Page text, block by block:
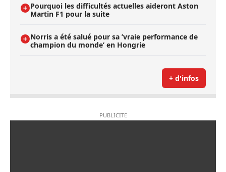
Pourquoi les difficultés actuelles aideront Aston
Martin F1 pour la suite
Norris a été salué pour sa ’vraie performance de
champion du monde’ en Hongrie
+ d'infos